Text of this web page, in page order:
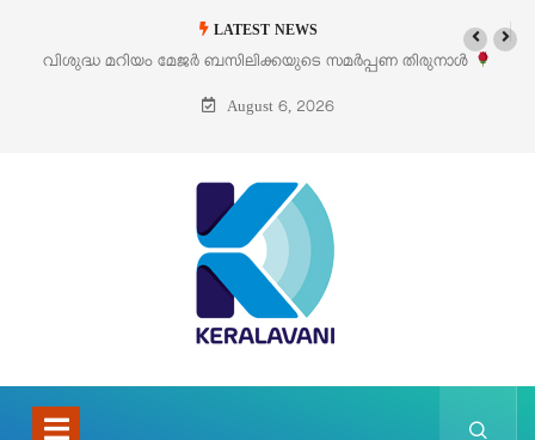
LATEST NEWS
മേജർ ബസിലിക്കയുടെ സമർപ്പണ തിരുനാൾ
‘പെറ്റൽസ്’ ലൈഫ്
August 6, 2026